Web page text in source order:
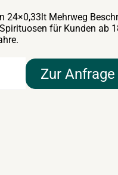
24×0,33lt Mehrweg
für Kunden ab
Zur